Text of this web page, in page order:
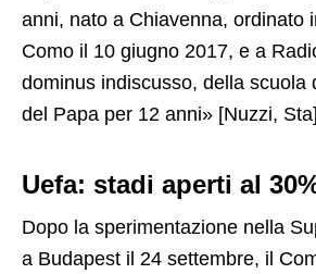
anni, nato a Chiavenna, ordinato
Como il 10 giugno 2017, e a
dominus indiscusso, della scuola
del Papa per 12 anni» [Nuzzi,
Uefa: stadi aperti al
Dopo la sperimentazione nella
a Budapest il 24 settembre, il